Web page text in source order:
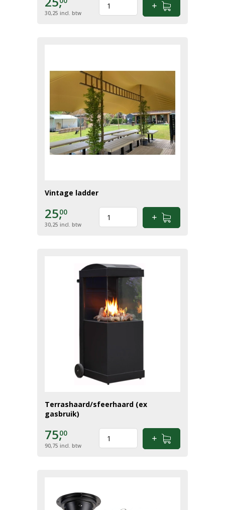
30,25 incl. btw
Vintage ladder
25,00
30,25 incl. btw
Terrashaard/sfeerhaard (ex
gasbruik)
75,00
90,75 incl. btw